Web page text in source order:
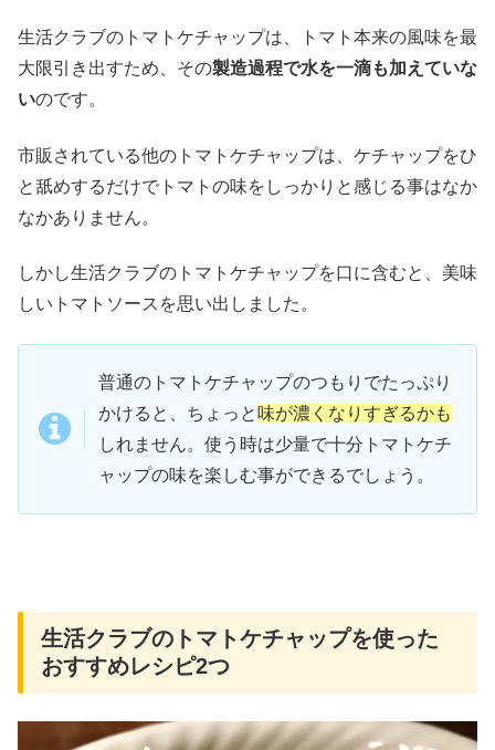
生活クラブのトマトケチャップは、トマト本来の風味を最
大限引き出すため、その製造過程で水を一滴も加えていな
いのです。
市販されている他のトマトケチャップは、ケチャップをひ
と舐めするだけでトマトの味をしっかりと感じる事はなか
なかありません。
しかし生活クラブのトマトケチャップを口に含むと、美味
しいトマトソースを思い出しました。
普通のトマトケチャップのつもりでたっぷり
かけると、ちょっと 味が濃くなりすぎるかも
しれません。使う時は少量で十分トマトケチ
ャップの味を楽しむ事ができるでしょう。
生活クラブのトマトケチャップを使った
おすすめレシピ2つ